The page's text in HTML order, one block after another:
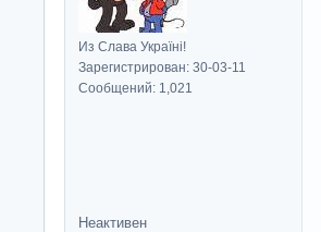
Из Слава Україні!
Зарегистрирован: 30-03-11
Сообщений: 1,021
Неактивен